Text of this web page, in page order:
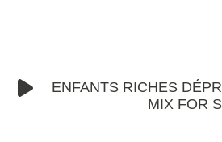
ENFANTS RICHES
MIX FOR